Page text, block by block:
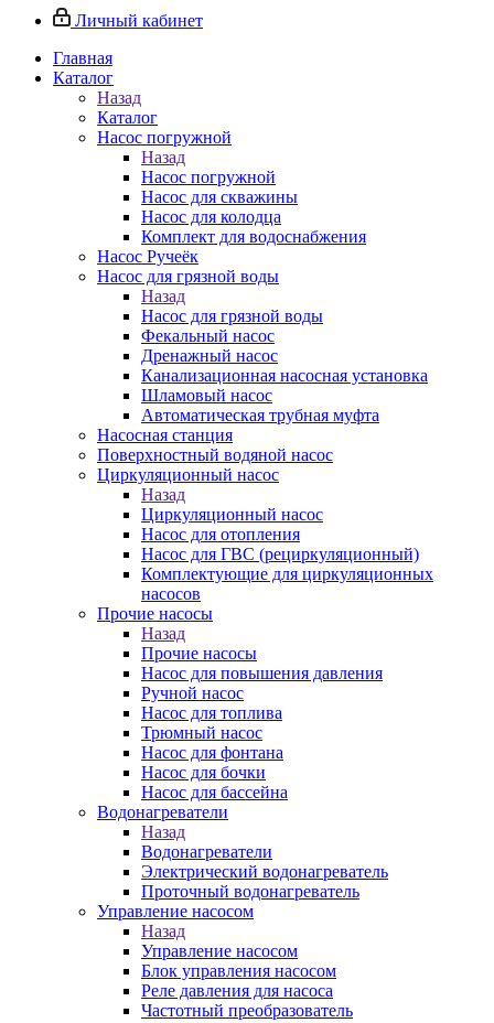
Личный кабинет
Главная
Каталог
Назад
Каталог
Насос погружной
Назад
Насос погружной
Насос для скважины
Насос для колодца
Комплект для водоснабжения
Насос Ручеёк
Насос для грязной воды
Назад
Насос для грязной воды
Фекальный насос
Дренажный насос
Канализационная насосная установка
Шламовый насос
Автоматическая трубная муфта
Насосная станция
Поверхностный водяной насос
Циркуляционный насос
Назад
Циркуляционный насос
Насос для отопления
Насос для ГВС (рециркуляционный)
Комплектующие для циркуляционных
насосов
Прочие насосы
Назад
Прочие насосы
Насос для повышения давления
Ручной насос
Насос для топлива
Трюмный насос
Насос для фонтана
Насос для бочки
Насос для бассейна
Водонагреватели
Назад
Водонагреватели
Электрический водонагреватель
Проточный водонагреватель
Управление насосом
Назад
Управление насосом
Блок управления насосом
Реле давления для насоса
Частотный преобразователь